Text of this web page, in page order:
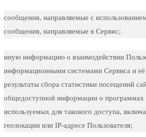
сообщения, направляемые с
сообщения, направляемые в Сервис;
иную информацию о взаимодействии
информационными системами Сервиса и её
результаты сбора статистики посещений
общедоступной информации о программах
используемых для такового доступа,
геолокации или IP-адресе Пользователя;